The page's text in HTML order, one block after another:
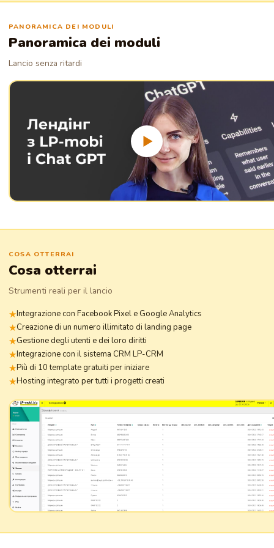
PANORAMICA DEI MODULI
Panoramica dei moduli
Lancio senza ritardi
COSA OTTERRAI
Cosa otterrai
Strumenti reali per il lancio
Integrazione con Facebook Pixel e Google Analytics
Creazione di un numero illimitato di landing page
Gestione degli utenti e dei loro diritti
Integrazione con il sistema CRM LP-CRM
Più di 10 template gratuiti per iniziare
Hosting integrato per tutti i progetti creati